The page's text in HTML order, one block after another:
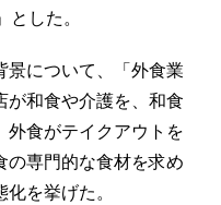
した。
について、「外食業
和食や介護を、和食
外食がテイクアウトを
専門的な食材を求め
を挙げた。